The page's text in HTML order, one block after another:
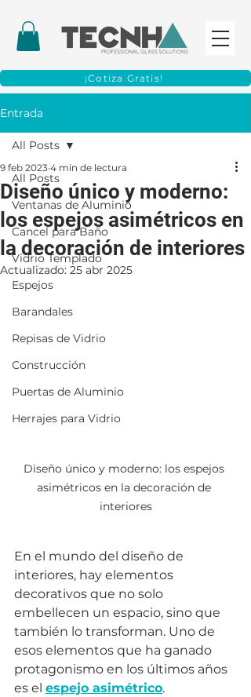
¡Cotiza Gratis!
Entrada
All Posts
Ventanas de Aluminio
Cancel para Baño
Vidrio Templado
Espejos
Barandales
Repisas de Vidrio
Construcción
Puertas de Aluminio
Herrajes para Vidrio
All Posts
Diseño único y moderno:
los espejos asimétricos en
la decoración de interiores
9 feb 2023 4 min de lectura
Actualizado: 25 abr 2025
Diseño único y moderno: los espejos
asimétricos en la decoración de
interiores
En el mundo del diseño de
interiores, hay elementos
decorativos que no solo
embellecen un espacio, sino que
también lo transforman. Uno de
esos elementos que ha ganado
protagonismo en los últimos años
es el espejo asimétrico.